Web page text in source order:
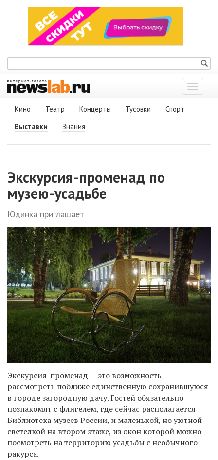
Показать
меню
Кино
Театр Концерты Тусовки
Спорт
Выставки
Знания
Экскурсия-променад по
музею-усадьбе
Юдинка приглашает
Экскурсия-променад — это возможность
рассмотреть поближе единственную сохранившуюся
в городе загородную дачу. Гостей обязательно
познакомят с флигелем, где сейчас располагается
Библиотека музеев России, и маленькой, но уютной
светелкой на втором этаже, из окон которой можно
посмотреть на территорию усадьбы с необычного
ракурса.